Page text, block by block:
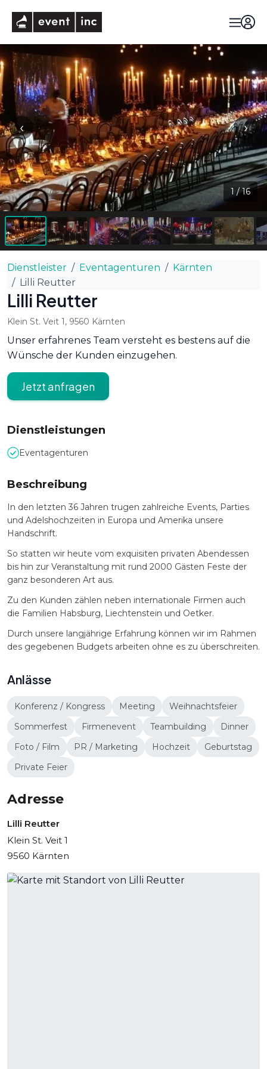
‹ ›
1 /16
Dienstleister Eventagenturen
Kärnten
Lilli Reutter
Lilli Reutter
Klein St. Veit 1, 9560 Kärnten
Unser erfahrenes Team versteht es bestens auf die
Wünsche der Kunden einzugehen.
Jetzt anfragen
Dienstleistungen
Eventagenturen
Beschreibung
In den letzten 36 Jahren trugen zahlreiche Events, Parties
und Adelshochzeiten in Europa und Amerika unsere
Handschrift.
So statten wir heute vom exquisiten privaten Abendessen
bis hin zur Veranstaltung mit rund 2000 Gästen Feste der
ganz besonderen Art aus.
Zu den Kunden zählen neben internationale Firmen auch
die Familien Habsburg, Liechtenstein und Oetker.
Durch unsere langjährige Erfahrung können wir im Rahmen
des gegebenen Budgets arbeiten ohne es zu überschreiten.
Anlässe
Konferenz / Kongress Meeting
Weihnachtsfeier
Sommerfest
Firmenevent Teambuilding
Dinner
Foto / Film
PR / Marketing Hochzeit
Geburtstag
Private Feier
Adresse
Lilli Reutter
Klein St. Veit 1
9560 Kärnten